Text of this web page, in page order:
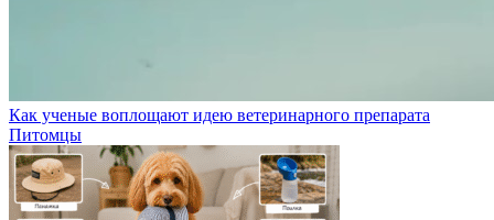
Как ученые воплощают идею ветеринарного препарата
Питомцы